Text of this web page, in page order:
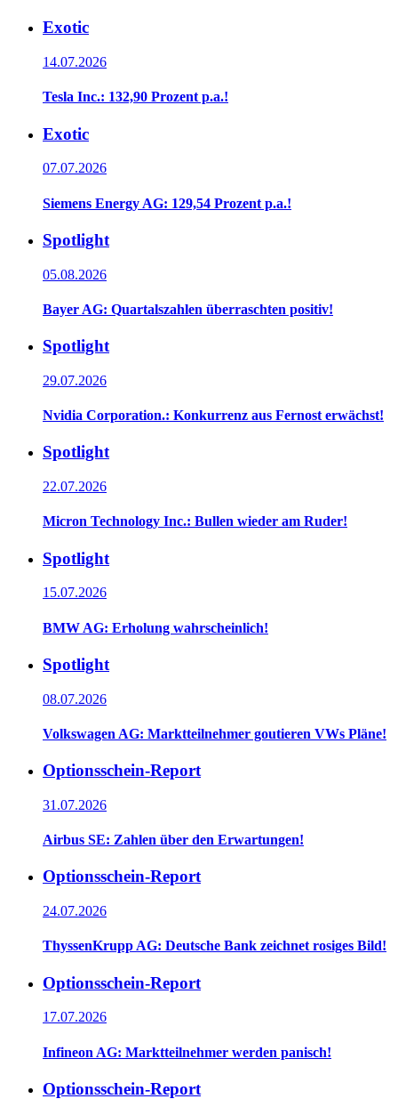
Exotic
14.07.2026
Tesla Inc.: 132,90 Prozent p.a.!
Exotic
07.07.2026
Siemens Energy AG: 129,54 Prozent p.a.!
Spotlight
05.08.2026
Bayer AG: Quartalszahlen überraschten positiv!
Spotlight
29.07.2026
Nvidia Corporation.: Konkurrenz aus Fernost erwächst!
Spotlight
22.07.2026
Micron Technology Inc.: Bullen wieder am Ruder!
Spotlight
15.07.2026
BMW AG: Erholung wahrscheinlich!
Spotlight
08.07.2026
Volkswagen AG: Marktteilnehmer goutieren VWs Pläne!
Optionsschein-Report
31.07.2026
Airbus SE: Zahlen über den Erwartungen!
Optionsschein-Report
24.07.2026
ThyssenKrupp AG: Deutsche Bank zeichnet rosiges Bild!
Optionsschein-Report
17.07.2026
Infineon AG: Marktteilnehmer werden panisch!
Optionsschein-Report